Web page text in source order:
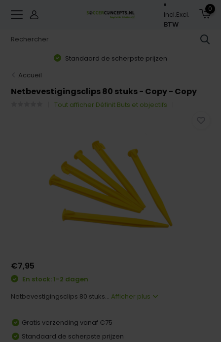
Incl.Excl.
BTW
0
Standaard de scherpste prijzen
Accueil
Netbevestigingsclips 80 stuks - Copy - Copy
Tout afficher Définit Buts et objectifs
€7,95
En stock: 1-2 dagen
Netbevestigingsclips 80 stuks... Afficher plus
Gratis verzending vanaf €75
Standaard de scherpste prijzen